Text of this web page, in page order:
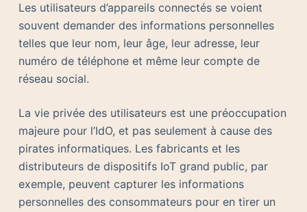
Les utilisateurs d’appareils connectés se voient
souvent demander des informations personnelles
telles que leur nom, leur âge, leur adresse, leur
numéro de téléphone et même leur compte de
réseau social.
La vie privée des utilisateurs est une préoccupation
majeure pour l’IdO, et pas seulement à cause des
pirates informatiques. Les fabricants et les
distributeurs de dispositifs IoT grand public, par
exemple, peuvent capturer les informations
personnelles des consommateurs pour en tirer un